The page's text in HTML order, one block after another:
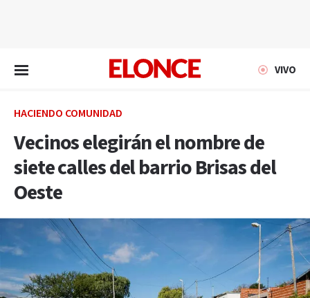
VIVO
HACIENDO COMUNIDAD
Vecinos elegirán el nombre de
siete calles del barrio Brisas del
Oeste